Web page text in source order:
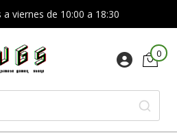
viernes de 10:00 a 18:30
0